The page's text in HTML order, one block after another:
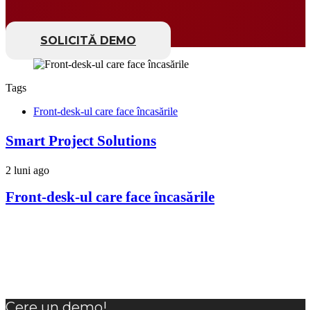
SOLICITĂ DEMO
Tags
Front-desk-ul care face încasările
Smart Project Solutions
2 luni ago
Front-desk-ul care face încasările